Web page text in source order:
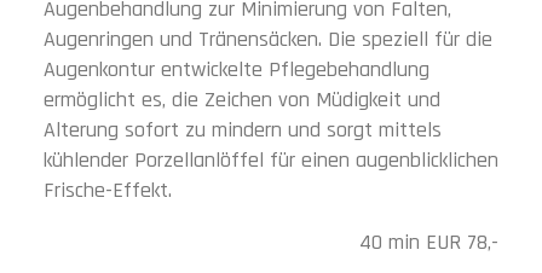
Augenbehandlung zur Minimierung von Falten,
Augenringen und Tränensäcken. Die speziell für die
Augenkontur entwickelte Pflegebehandlung
ermöglicht es, die Zeichen von Müdigkeit und
Alterung sofort zu mindern und sorgt mittels
kühlender Porzellanlöffel für einen augenblicklichen
Frische-Effekt.
40 min EUR 78,-